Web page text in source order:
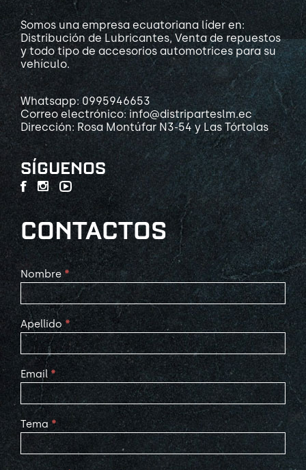
Somos una empresa ecuatoriana líder en:
Distribución de Lubricantes, Venta de repuestos
y todo tipo de accesorios automotrices para su
vehículo.
Whatsapp: 0995946653
Correo electrónico: info@distriparteslm.ec
Dirección: Rosa Montúfar N3-54 y Las Tórtolas
SÍGUENOS
CONTACTOS
Contact
Us
Nombre *
Apellido *
Email *
Tema *